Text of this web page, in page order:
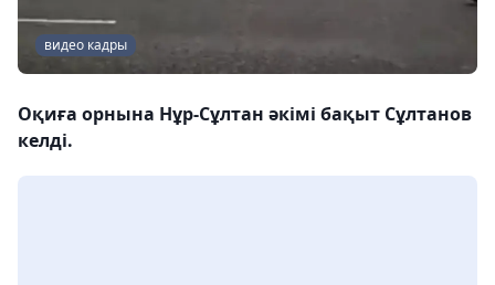
видео кадры
Оқиға орнына Нұр-Сұлтан әкімі бақыт Сұлтанов
келді.